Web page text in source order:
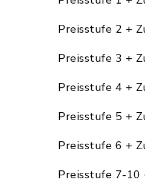
Preisstufe 2 +
Preisstufe 3 +
Preisstufe 4 +
Preisstufe 5 +
Preisstufe 6 +
Preisstufe 7-10